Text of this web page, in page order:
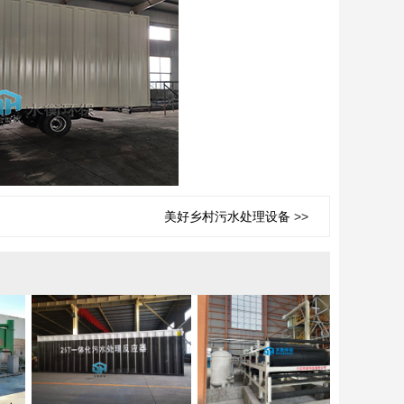
美好乡村污水处理设备